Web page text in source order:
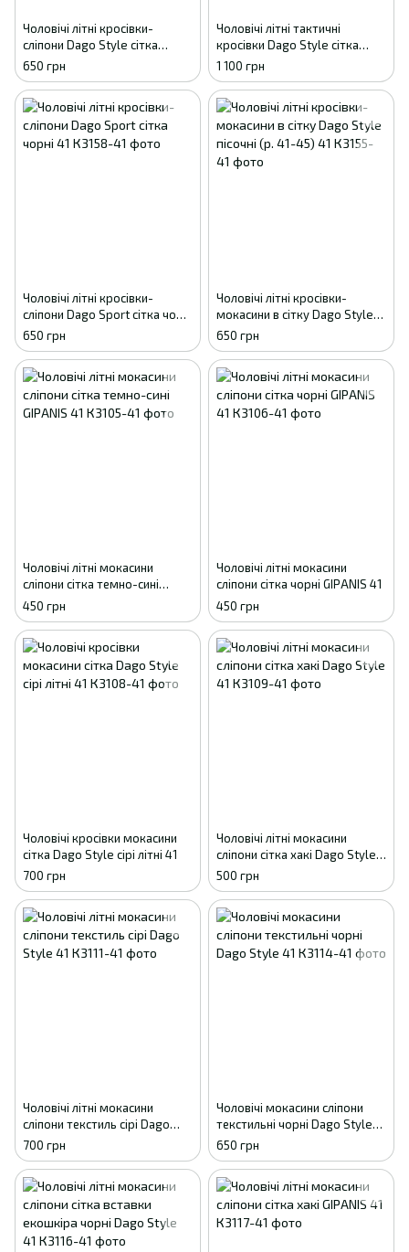
Чоловічі літні кросівки-
сліпони Dago Style сітка
бежеві 41
650 грн
Чоловічі літні тактичні
кросівки Dago Style сітка
койот камуфляж 41
1 100 грн
Чоловічі літні кросівки-
сліпони Dago Sport сітка чорні
41
650 грн
Чоловічі літні кросівки-
мокасини в сітку Dago Style
пісочні (р. 41-45) 41
650 грн
Чоловічі літні мокасини
сліпони сітка темно-сині
GIPANIS 41
450 грн
Чоловічі літні мокасини
сліпони сітка чорні GIPANIS 41
450 грн
Чоловічі кросівки мокасини
сітка Dago Style сірі літні 41
700 грн
Чоловічі літні мокасини
сліпони сітка хакі Dago Style
41
500 грн
Чоловічі літні мокасини
сліпони текстиль сірі Dago
Style 41
700 грн
Чоловічі мокасини сліпони
текстильні чорні Dago Style
41
650 грн